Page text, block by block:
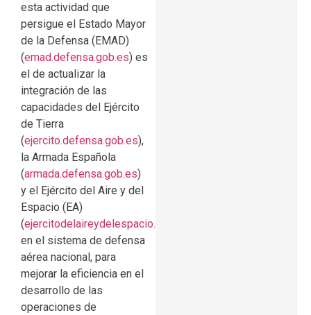
esta actividad que
persigue el Estado Mayor
de la Defensa (EMAD)
(emad.defensa.gob.es) es
el de actualizar la
integración de las
capacidades del Ejército
de Tierra
(ejercito.defensa.gob.es),
la Armada Española
(armada.defensa.gob.es)
y el Ejército del Aire y del
Espacio (EA)
(ejercitodelaireydelespacio.defensa.gob.es
en el sistema de defensa
aérea nacional, para
mejorar la eficiencia en el
desarrollo de las
operaciones de